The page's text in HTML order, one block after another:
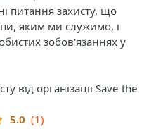
питання захисту, що
яким ми служимо, і
зобов'язаннях у
від організації Save the
5.0 (1)